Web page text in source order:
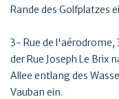
Rande des Golfplatzes
3- Rue de l'aérodrome,
der Rue Joseph Le Brix
Allee entlang des
Vauban ein.